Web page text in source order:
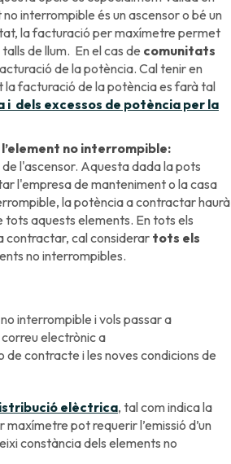
interrompible és un ascensor o bé un
la facturació per maxímetre permet
de llum. En el cas de comunitats
de la potència. Cal tenir en
la facturació de la potència es farà tal
i dels excessos de potència per la
no interrompible:
l'ascensor. Aquesta dada la pots
l'empresa de manteniment o la casa
la potència a contractar haurà
tots aquests elements. En tots els
contractar, cal considerar tots els
no interrompibles.
interrompible i vols passar a
electrònic a
de contracte i les noves condicions de
elèctrica, tal com indica la
pot requerir l’emissió d’un
constància dels elements no